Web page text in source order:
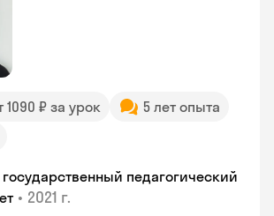
1090 ₽ за урок
5 лет опыта
педагогический
• 2021 г.